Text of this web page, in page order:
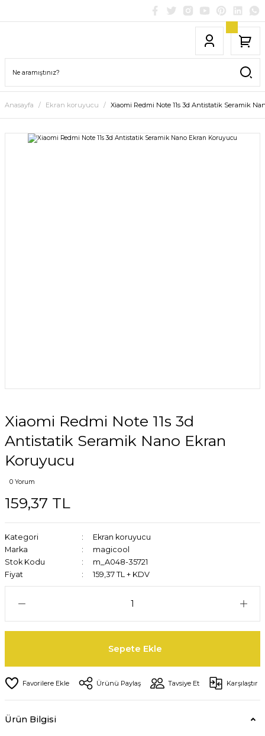
Anasayfa Ekran koruyucu Xiaomi Redmi Note 11s 3d Antistatik Seramik
Xiaomi Redmi Note 11s 3d
Antistatik Seramik Nano Ekran
Koruyucu
0 Yorum
159,37 TL
Kategori
Ekran koruyucu
Marka
magicool
Stok Kodu
m_A048-35721
Fiyat
159,37 TL + KDV
Sepete Ekle
Ürünü Paylaş Tavsiye Et Karşılaştır
Ürün Bilgisi